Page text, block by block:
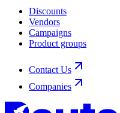
Discounts
Vendors
Campaigns
Product groups
Contact Us
Companies